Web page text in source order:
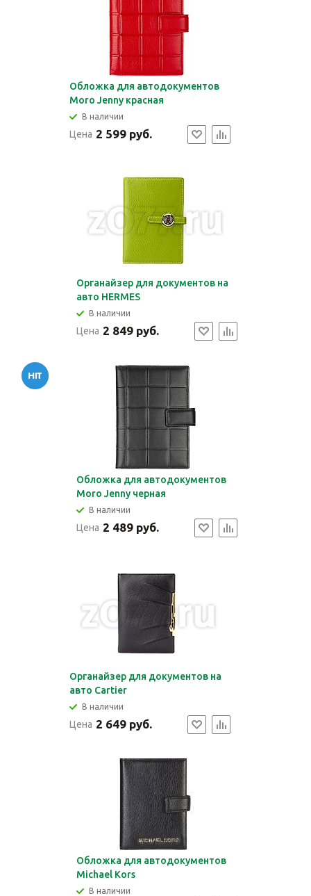
Обложка для автодокументов
Moro Jenny красная
В наличии
Цена 2 599 руб.
Органайзер для документов на
авто HERMES
В наличии
Цена 2 849 руб.
Обложка для автодокументов
Moro Jenny черная
В наличии
Цена 2 489 руб.
Органайзер для документов на
авто Cartier
В наличии
Цена 2 649 руб.
Обложка для автодокументов
Michael Kors
В наличии